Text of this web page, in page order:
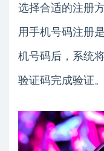
选择合适的注册
用手机号码注册
机号码后，系统
验证码完成验证。